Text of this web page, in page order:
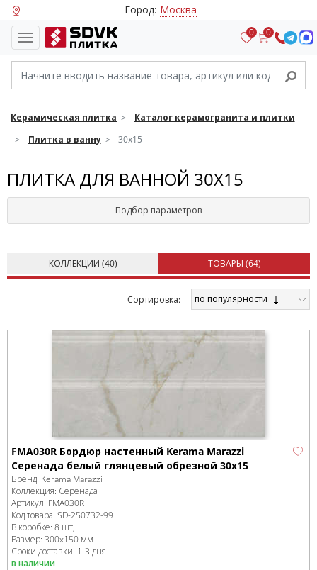
Город: Москва
0 0
Керамическая плитка
Каталог керамогранита и плитки
Плитка в ванну
30х15
ПЛИТКА ДЛЯ ВАННОЙ 30Х15
Подбор параметров
КОЛЛЕКЦИИ (40) ТОВАРЫ (64)
Cортировка: по популярности
FMA030R Бордюр настенный Kerama Marazzi
Серенада белый глянцевый обрезной 30x15
Бренд: Kerama Marazzi
Коллекция: Серенада
Артикул: FMA030R
Код товара: SD-250732-99
В коробке: 8 шт,
Размер: 300x150 мм
Сроки доставки: 1-3 дня
в наличии